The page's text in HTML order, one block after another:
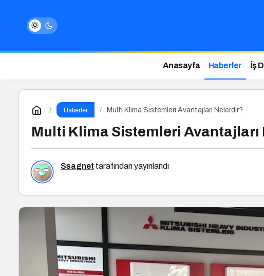
Anasayfa Haberler İş
Haberler Multi Klima Sistemleri Avantajları Nelerdir?
Multi Klima Sistemleri Avantajları
Ssagnet tarafından yayınlandı